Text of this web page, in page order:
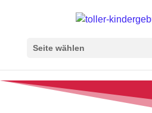
Seite wählen